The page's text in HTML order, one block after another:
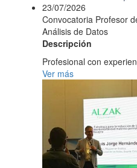
23/07/2026
Convocatoria Profesor
Análisis de Datos
Descripción
Profesional con
Ver más